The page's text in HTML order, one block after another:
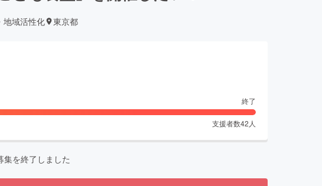
地域活性化 東京都
終了
支援者数42 人
集を終了しました